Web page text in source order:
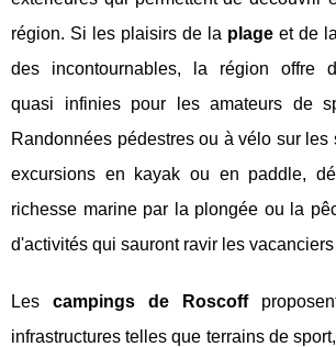
région. Si les plaisirs de la plage et de
des incontournables, la région offre
quasi infinies pour les amateurs de
Randonnées pédestres ou à vélo sur les
excursions en kayak ou en paddle,
richesse marine par la plongée ou la
d'activités qui sauront ravir les vacanciers
Lescampings de Roscoff
infrastructures telles que terrains de